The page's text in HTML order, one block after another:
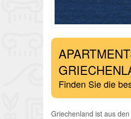
Finden Sie die
Griechenland ist aus